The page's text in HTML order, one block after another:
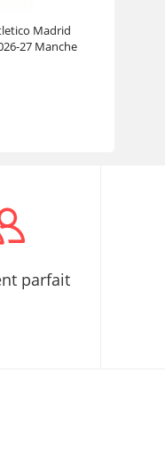
Madrid
27 Manche
parfait